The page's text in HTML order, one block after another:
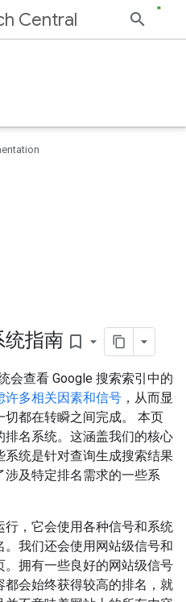
Central
指南 bookmark_border
会查看 Google 搜索索引中的
许多相关因素和信号 ，从而显
都在转瞬之间完成。 本页
名系统。这涵盖我们的核心
统是针对查询生成搜索结果
及特定排名需求的一些系
，它会使用各种信号和系统
我们还会使用网站级信号和
拥有一些良好的网站级信号
会始终获得较高的排名，就